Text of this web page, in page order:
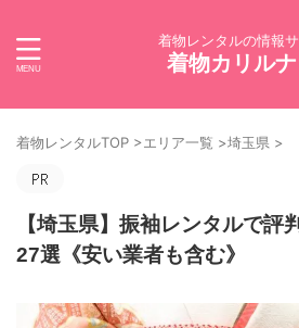
着物レンタルの情報
着物カリル
着物レンタルTOP >エリア一覧 >埼玉県 >
【埼玉県】振袖レンタルで評
27選《安い業者も含む》